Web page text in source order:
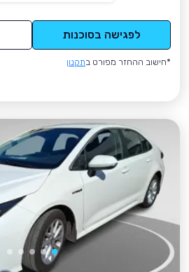
לפגישה בסוכנות
*חישוב ההחזר מפורט בתקנון